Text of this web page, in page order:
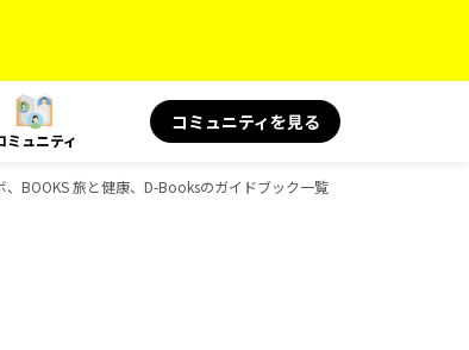
ミュニティ
コミュニティを見る
BOOKS 旅と健康、D-Booksのガイドブック一覧